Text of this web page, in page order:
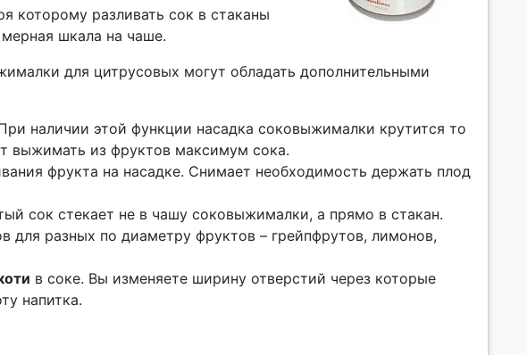
которому разливать сок в стаканы
шкала на чаше.
для цитрусовых могут обладать дополнительными
наличии этой функции насадка соковыжималки крутится то
выжимать из фруктов максимум сока.
фрукта на насадке. Снимает необходимость держать плод
сок стекает не в чашу соковыжималки, а прямо в стакан.
для разных по диаметру фруктов – грейпфрутов, лимонов,
в соке. Вы изменяете ширину отверстий через которые
напитка.